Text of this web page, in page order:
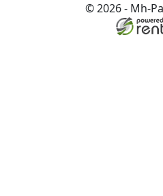
© 2026 - Mh-